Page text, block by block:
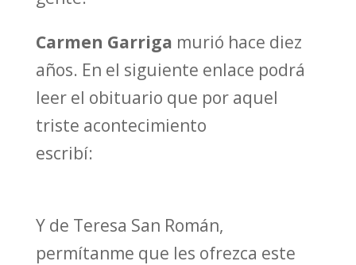
Carmen Garriga murió hace diez
años. En el siguiente enlace podrá
leer el obituario que por aquel
triste acontecimiento
escribí:
Y de Teresa San Román,
permítanme que les ofrezca este